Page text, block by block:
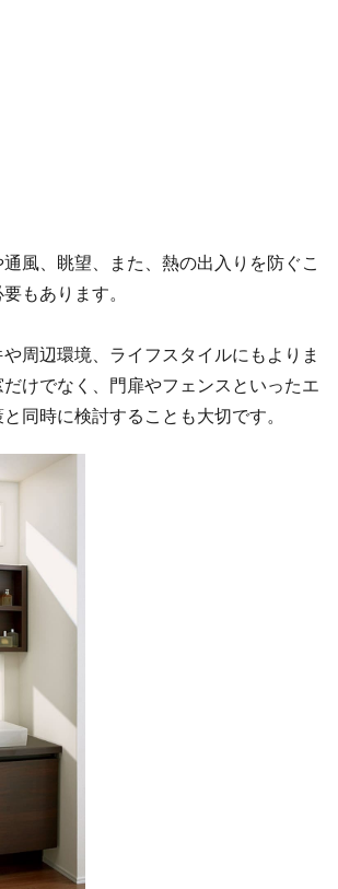
風、眺望、また、熱の出入りを防ぐこ
もあります。
周辺環境、ライフスタイルにもよりま
けでなく、門扉やフェンスといったエ
同時に検討することも大切です。